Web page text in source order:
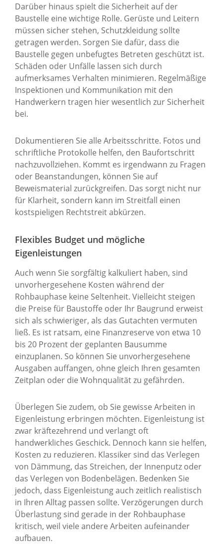
Darüber hinaus spielt die Sicherheit auf der
Baustelle eine wichtige Rolle. Gerüste und Leitern
müssen sicher stehen, Schutzkleidung sollte
getragen werden. Sorgen Sie dafür, dass die
Baustelle gegen unbefugtes Betreten geschützt ist.
Schäden oder Unfälle lassen sich durch
aufmerksames Verhalten minimieren. Regelmäßige
Inspektionen und Kommunikation mit den
Handwerkern tragen hier wesentlich zur Sicherheit
bei.
Dokumentieren Sie alle Arbeitsschritte. Fotos und
schriftliche Protokolle helfen, den Baufortschritt
nachzuvollziehen. Kommt es irgendwann zu Fragen
oder Beanstandungen, können Sie auf
Beweismaterial zurückgreifen. Das sorgt nicht nur
für Klarheit, sondern kann im Streitfall einen
kostspieligen Rechtstreit abkürzen.
Flexibles Budget und mögliche
Eigenleistungen
Auch wenn Sie sorgfältig kalkuliert haben, sind
unvorhergesehene Kosten während der
Rohbauphase keine Seltenheit. Vielleicht steigen
die Preise für Baustoffe oder Ihr Baugrund erweist
sich als schwieriger, als das Gutachten vermuten
ließ. Es ist ratsam, eine Finanzreserve von etwa 10
bis 20 Prozent der geplanten Bausumme
einzuplanen. So können Sie unvorhergesehene
Ausgaben auffangen, ohne gleich Ihren gesamten
Zeitplan oder die Wohnqualität zu gefährden.
Überlegen Sie zudem, ob Sie gewisse Arbeiten in
Eigenleistung erbringen möchten. Eigenleistung ist
zwar kräftezehrend und verlangt oft
handwerkliches Geschick. Dennoch kann sie helfen,
Kosten zu reduzieren. Klassiker sind das Verlegen
von Dämmung, das Streichen, der Innenputz oder
das Verlegen von Bodenbelägen. Bedenken Sie
jedoch, dass Eigenleistung auch zeitlich realistisch
in Ihren Alltag passen sollte. Verzögerungen durch
Überlastung sind gerade in der Rohbauphase
kritisch, weil viele andere Arbeiten aufeinander
aufbauen.